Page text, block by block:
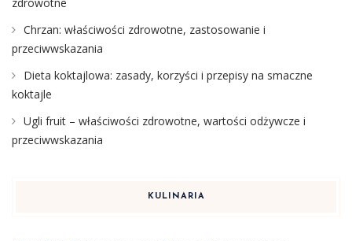
Chrzan: właściwości zdrowotne, zastosowanie i
przeciwwskazania
Dieta koktajlowa: zasady, korzyści i przepisy na smaczne
koktajle
Ugli fruit – właściwości zdrowotne, wartości odżywcze i
przeciwwskazania
KULINARIA